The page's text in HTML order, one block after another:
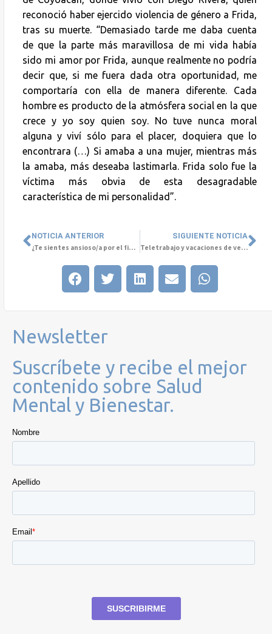
reconoció haber ejercido violencia de género a Frida,
tras su muerte. “Demasiado tarde me daba cuenta
de que la parte más maravillosa de mi vida había
sido mi amor por Frida, aunque realmente no podría
decir que, si me fuera dada otra oportunidad, me
comportaría con ella de manera diferente. Cada
hombre es producto de la atmósfera social en la que
crece y yo soy quien soy. No tuve nunca moral
alguna y viví sólo para el placer, doquiera que lo
encontrara (…) Si amaba a una mujer, mientras más
la amaba, más deseaba lastimarla. Frida solo fue la
víctima más obvia de esta desagradable
característica de mi personalidad”.
NOTICIA ANTERIOR
¿Te sientes ansioso/a por el fin de año?
SIGUIENTE NOTICIA
Teletrabajo y vacaciones de verano: Desafíos y recomendaciones para la conciliación familiar
Newsletter
Suscríbete y recibe el mejor
contenido sobre Salud
Mental y Bienestar.